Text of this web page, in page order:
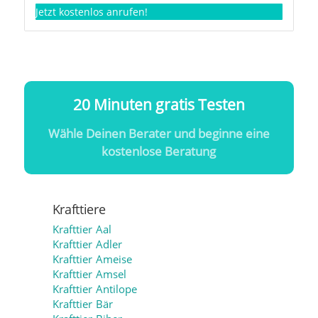
Jetzt kostenlos anrufen!
20 Minuten gratis Testen
Wähle Deinen Berater und beginne eine
kostenlose Beratung
Krafttiere
Krafttier Aal
Krafttier Adler
Krafttier Ameise
Krafttier Amsel
Krafttier Antilope
Krafttier Bär